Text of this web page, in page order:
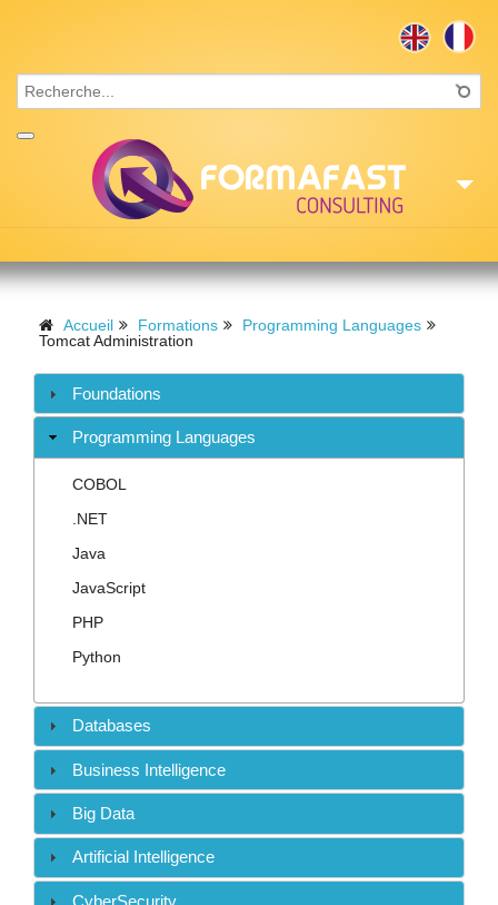
Missions
Accueil Formations
Programming Languages
Tomcat Administration
Foundations
Programming Languages
COBOL
.NET
Java
JavaScript
PHP
Python
Databases
Business Intelligence
Big Data
Artificial Intelligence
CyberSecurity